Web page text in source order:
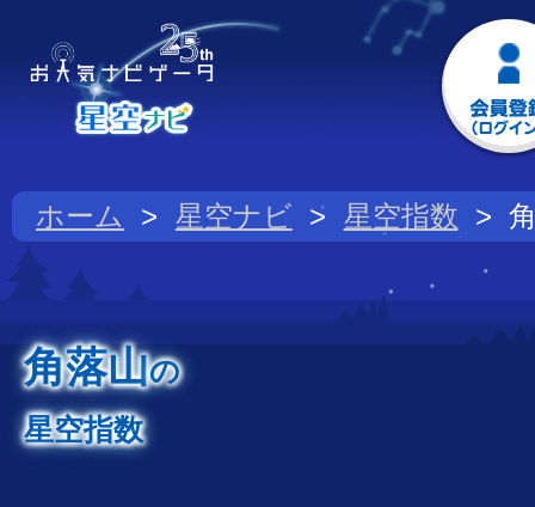
ホーム 星空ナビ 星空指数
角落山の
星空指数